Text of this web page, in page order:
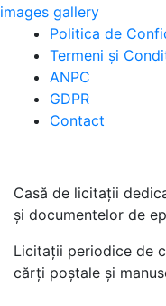
images gallery
Politica de
Termeni şi
ANPC
GDPR
Contact
Casă de licitaţii
şi documentelor de
Licitaţii periodice de
cărţi poştale şi